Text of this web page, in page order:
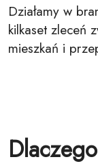
Działamy w
kilkaset zleceń
mieszkań i